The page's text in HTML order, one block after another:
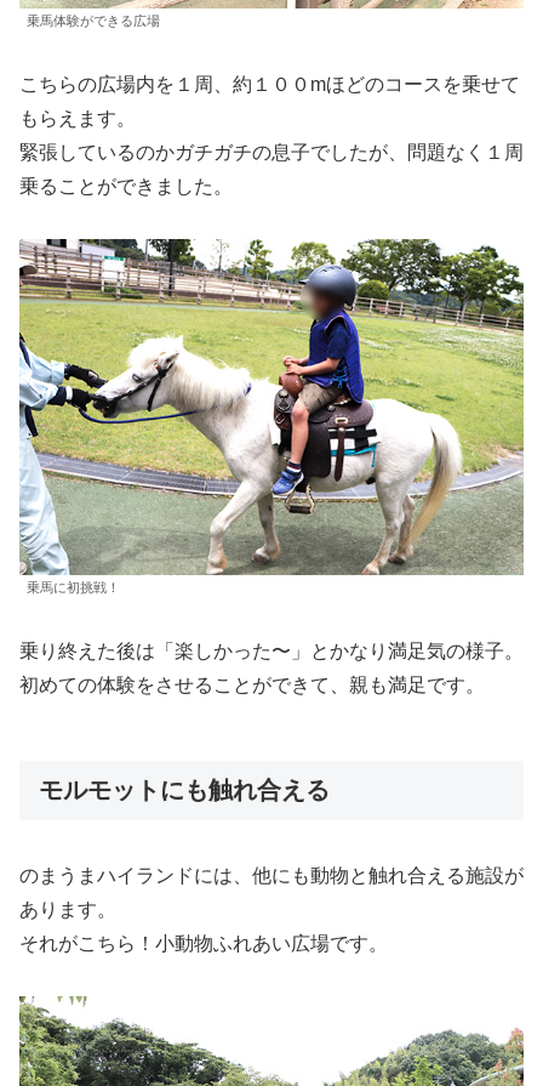
乗馬体験ができる広場
こちらの広場内を１周、約１００mほどのコースを乗せて
もらえます。
緊張しているのかガチガチの息子でしたが、問題なく１周
乗ることができました。
乗馬に初挑戦！
乗り終えた後は「楽しかった〜」とかなり満足気の様子。
初めての体験をさせることができて、親も満足です。
モルモットにも触れ合える
のまうまハイランドには、他にも動物と触れ合える施設が
あります。
それがこちら！小動物ふれあい広場です。